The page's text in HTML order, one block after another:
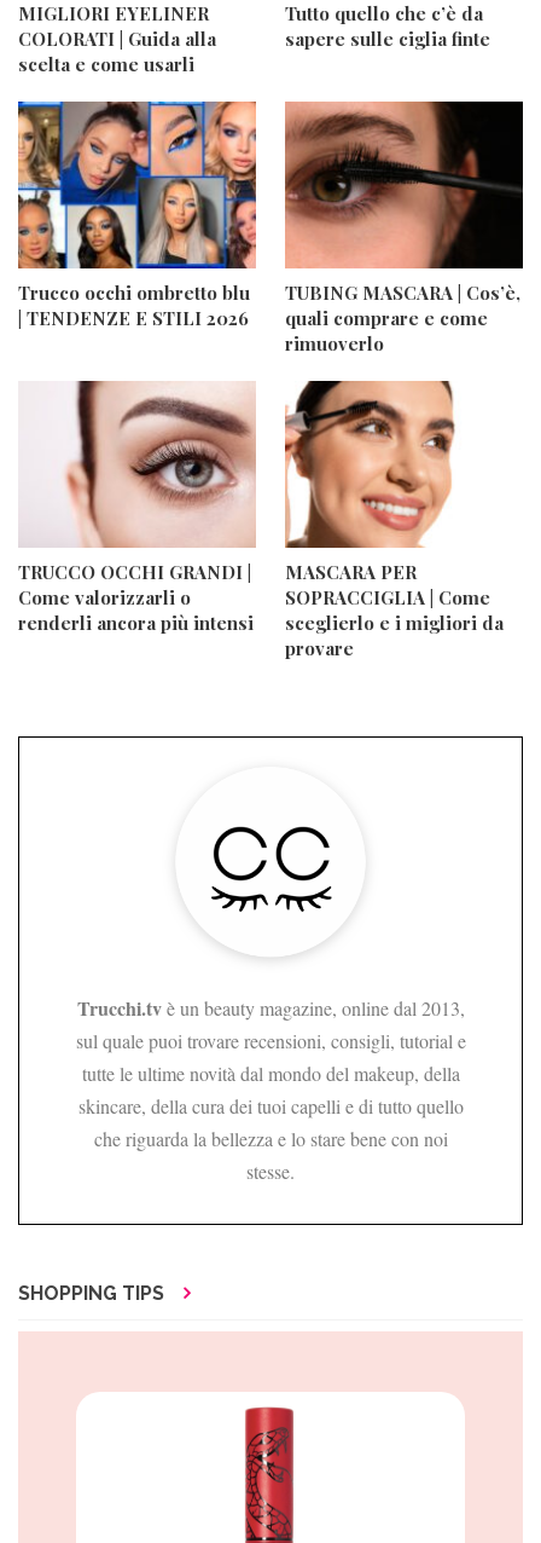
MIGLIORI EYELINER
COLORATI | Guida alla
scelta e come usarli
Tutto quello che c’è da
sapere sulle ciglia finte
Trucco occhi ombretto blu
| TENDENZE E STILI 2026
TUBING MASCARA | Cos’è,
quali comprare e come
rimuoverlo
TRUCCO OCCHI GRANDI |
Come valorizzarli o
renderli ancora più intensi
MASCARA PER
SOPRACCIGLIA | Come
sceglierlo e i migliori da
provare
Trucchi.tvè un beauty magazine, online dal 2013,
sul quale puoi trovare recensioni, consigli, tutorial e
tutte le ultime novità dal mondo del makeup, della
skincare, della cura dei tuoi capelli e di tutto quello
che riguarda la bellezza e lo stare bene con noi
stesse.
SHOPPING TIPS